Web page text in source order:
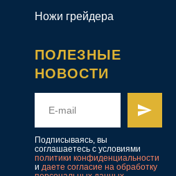
Ножи грейдера
ПОЛЕЗНЫЕ
НОВОСТИ
Подписываясь, вы
соглашаетесь с условиями
политики конфиденциальности
и даете согласие на обработку